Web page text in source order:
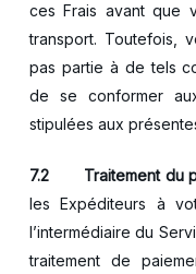
ces Frais avant que
transport. Toutefois,
pas partie à de tels
de se conformer
stipulées aux
7.2 Traitement du
les Expéditeurs à
l’intermédiaire du
traitement de